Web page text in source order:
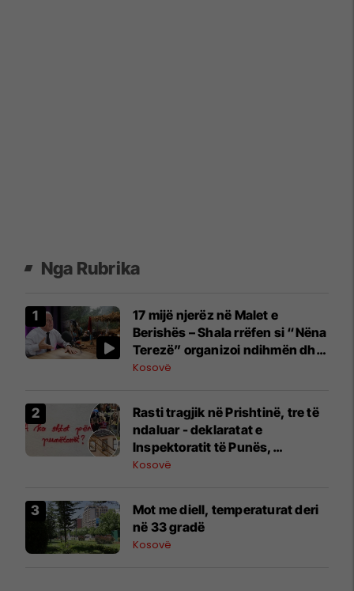
Nga Rubrika
17 mijë njerëz në Malet e
Berishës – Shala rrëfen si “Nëna
Terezë” organizoi ndihmën dhe
jetën gjatë luftës
Kosovë
Rasti tragjik në Prishtinë, tre të
ndaluar - deklaratat e
Inspektoratit të Punës,
Prokurorisë dhe revolta përmes
Kosovë
Mot me diell, temperaturat deri
në 33 gradë
Kosovë